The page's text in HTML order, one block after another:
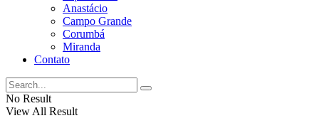
Anastácio
Campo Grande
Corumbá
Miranda
Contato
No Result
View All Result